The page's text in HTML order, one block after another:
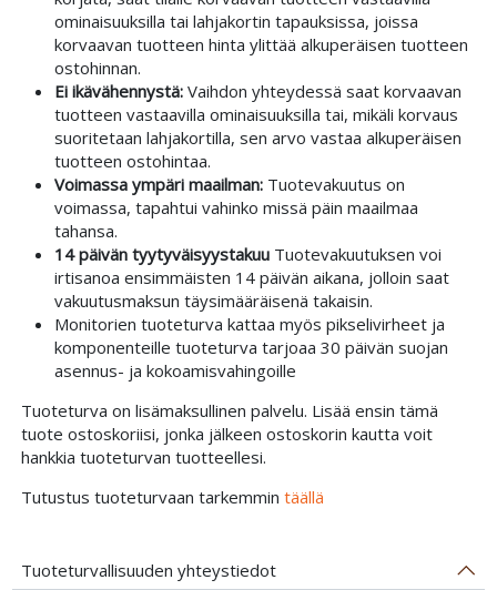
ominaisuuksilla tai lahjakortin tapauksissa, joissa
korvaavan tuotteen hinta ylittää alkuperäisen tuotteen
ostohinnan.
Ei ikävähennystä:Vaihdon yhteydessä saat korvaavan
tuotteen vastaavilla ominaisuuksilla tai, mikäli korvaus
suoritetaan lahjakortilla, sen arvo vastaa alkuperäisen
tuotteen ostohintaa.
Voimassa ympäri maailman:Tuotevakuutus on
voimassa, tapahtui vahinko missä päin maailmaa
tahansa.
14 päivän tyytyväisyystakuuTuotevakuutuksen voi
irtisanoa ensimmäisten 14 päivän aikana, jolloin saat
vakuutusmaksun täysimääräisenä takaisin.
Monitorien tuoteturva kattaa myös pikselivirheet ja
komponenteille tuoteturva tarjoaa 30 päivän suojan
asennus- ja kokoamisvahingoille
Tuoteturva on lisämaksullinen palvelu. Lisää ensin tämä
tuote ostoskoriisi, jonka jälkeen ostoskorin kautta voit
hankkia tuoteturvan tuotteellesi.
Tutustus tuoteturvaan tarkemmin täällä
Tuoteturvallisuuden yhteystiedot